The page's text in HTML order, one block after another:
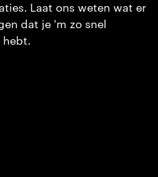
Laat ons weten wat er
dat je 'm zo snel
hebt.